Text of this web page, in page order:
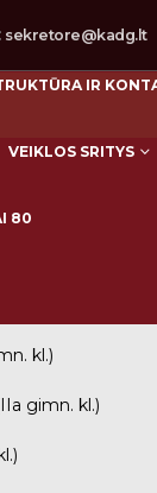
sekretore@kadg.lt
IR
VEIKLOS SRITYS
80
kl.)
gimn. kl.)